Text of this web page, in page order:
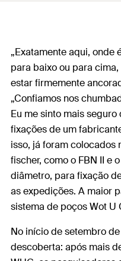
„Exatamente aqui, onde
para baixo ou para
estar firmemente
„Confiamos nos
Eu me sinto mais
fixações de um
isso, já foram colocados
fischer, como o FBN II e
diâmetro, para fixação
as expedições. A maior
sistema de poços Wot U
No início de setembro
descoberta: após mais